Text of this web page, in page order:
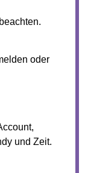
beachten.
oder
und Zeit.